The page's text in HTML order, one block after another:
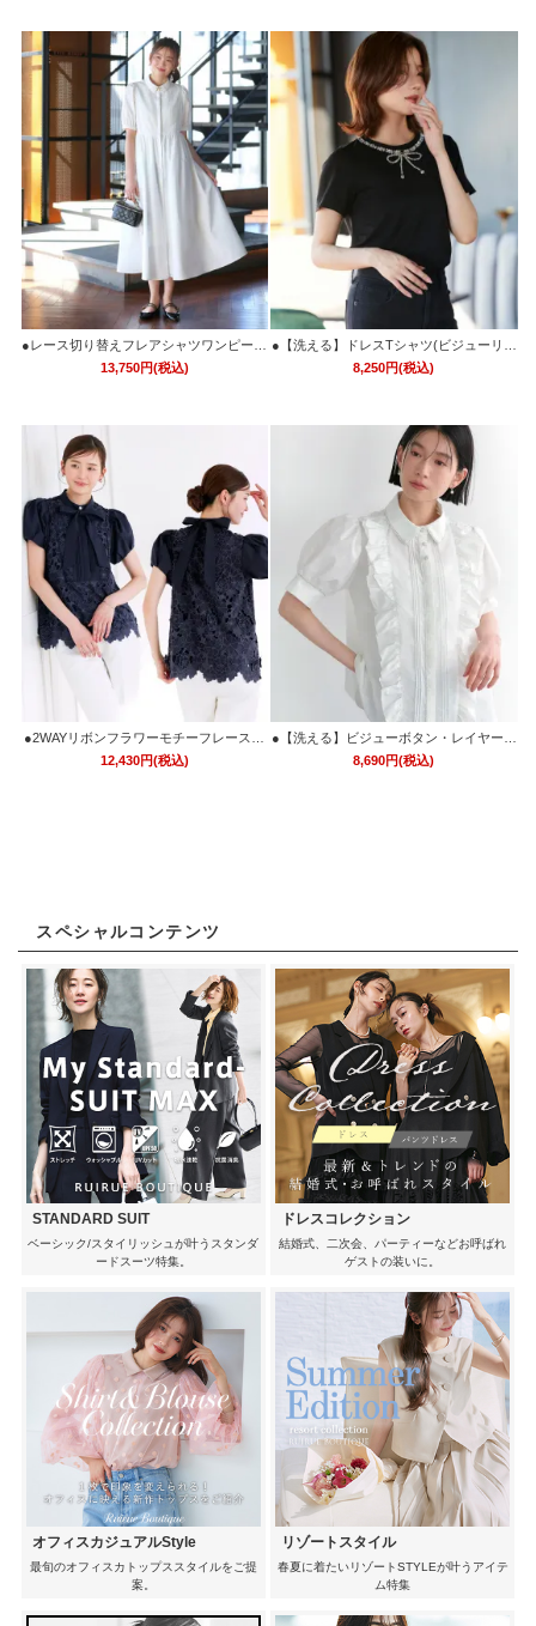
●レース切り替えフレアシャツワンピース
「CU1734」
13,750円(税込)
●【洗える】ドレスTシャツ(ビジューリボ
ン)「T1740」/ 学校行事・通勤・ビジネ
8,250円(税込)
●2WAYリボンフラワーモチーフレースブ
ラウス「T1727」/ 学校行事・通勤・ビジ
12,430円(税込)
●【洗える】ビジューボタン・レイヤーフ
リルドレスブラウス「T1726」/ 学校行
8,690円(税込)
スペシャルコンテンツ
STANDARD SUIT
ベーシック/スタイリッシュが叶うスタンダ
ードスーツ特集。
ドレスコレクション
結婚式、二次会、パーティーなどお呼ばれ
ゲストの装いに。
オフィスカジュアルStyle
最旬のオフィスカトップススタイルをご提
案。
リゾートスタイル
春夏に着たいリゾートSTYLEが叶うアイテ
ム特集